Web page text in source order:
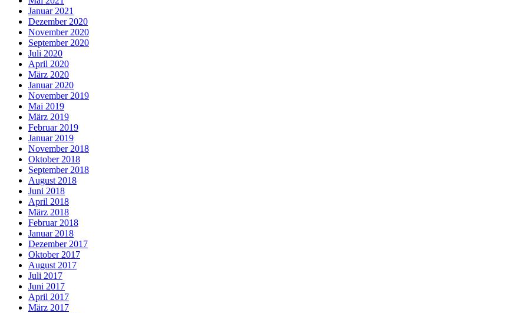
Januar 2021
Dezember 2020
November 2020
September 2020
Juli 2020
April 2020
März 2020
Januar 2020
November 2019
Mai 2019
März 2019
Februar 2019
Januar 2019
November 2018
Oktober 2018
September 2018
August 2018
Juni 2018
April 2018
März 2018
Februar 2018
Januar 2018
Dezember 2017
Oktober 2017
August 2017
Juli 2017
Juni 2017
April 2017
März 2017